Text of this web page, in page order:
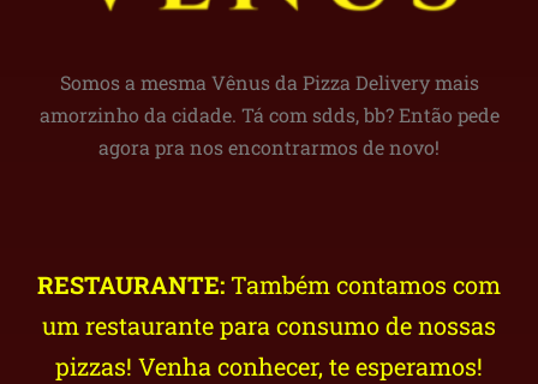
Somos a mesma Vênus da Pizza Delivery mais
amorzinho da cidade. Tá com sdds, bb? Então pede
agora pra nos encontrarmos de novo!
RESTAURANTE: Também contamos com
um restaurante para consumo de nossas
pizzas! Venha conhecer, te esperamos!